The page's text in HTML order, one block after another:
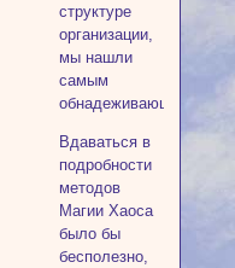
структуре
организации,
мы нашли
самым
обнадеживающим.
Вдаваться в
подробности
методов
Магии Хаоса
было бы
бесполезно,